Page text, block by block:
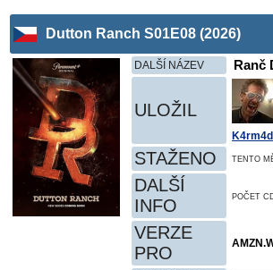
Dutton Ranch S01E08 (2026)
DALŠÍ NÁZEV Ranč
ULOŽIL
STAŽENO TENTO
DALŠÍ
INFO
POČET
VERZE
PRO